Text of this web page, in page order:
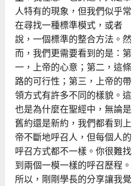
人特有的現象，但我們似乎常
在尋找一種標準模式，或者
說，一個標準的整合方法。然
而，我們更需要看到的是：第
一，上帝的心意；第二，這條
路的可行性；第三，上帝的帶
領方式有許多不同的樣貌。這
也是為什麼在聖經中，無論是
舊約還是新約，我們都看到上
帝不斷地呼召人，但每個人的
呼召方式都不一樣。你很難找
到兩個一模一樣的呼召歷程。
所以，剛剛學長的分享讓我覺